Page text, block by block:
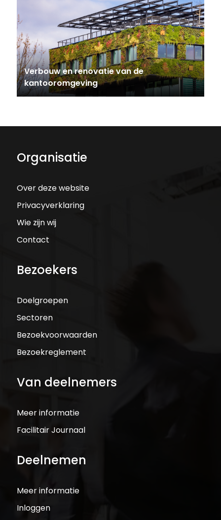
Verbouw en renovatie van de
kantooromgeving
Organisatie
Over deze website
Privacyverklaring
Wie zijn wij
Contact
Bezoekers
Doelgroepen
Sectoren
Bezoekvoorwaarden
Bezoekreglement
Van deelnemers
Meer informatie
Facilitair Journaal
Deelnemen
Meer informatie
Inloggen